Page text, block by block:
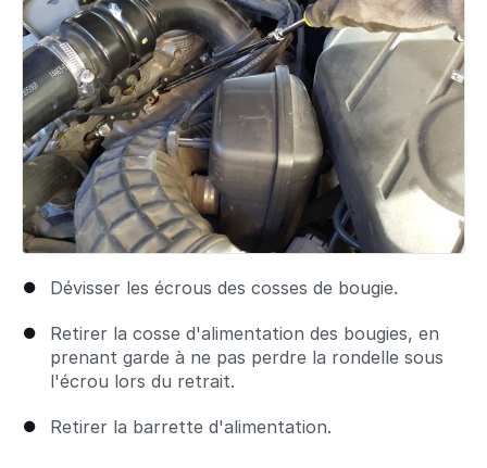
Dévisser les écrous des cosses de bougie.
Retirer la cosse d'alimentation des bougies, en
prenant garde à ne pas perdre la rondelle sous
l'écrou lors du retrait.
Retirer la barrette d'alimentation.